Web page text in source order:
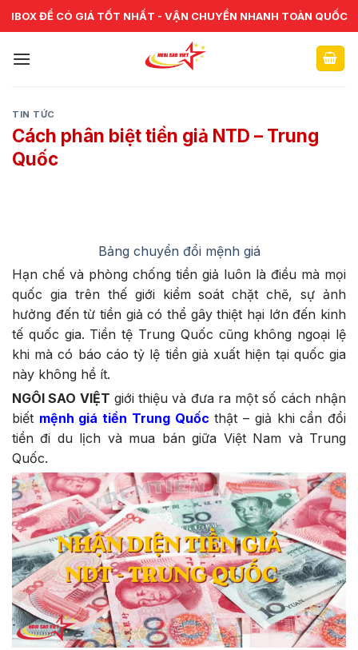
Skip
to
CHUYÊN CUNG CẤP VÀ SỬA CHỮA VẬT TƯ NGÂN HÀNG TOÀN
QUỐC
TIN TỨC
Cách phân biệt tiền giả NTD – Trung
Quốc
Bảng chuyển đổi mệnh giá
Hạn chế và phòng chống tiền giả luôn là điều mà mọi
quốc gia trên thế giới kiểm soát chặt chẽ, sự ảnh
hưởng đến từ tiền giả có thể gây thiệt hại lớn đến kinh
tế quốc gia. Tiền tệ Trung Quốc cũng không ngoại lệ
khi mà có báo cáo tỷ lệ tiền giả xuất hiện tại quốc gia
này không hề ít.
NGÔI SAO VIỆT giới thiệu và đưa ra một số cách nhận
biết mệnh giá tiền Trung Quốc thật – giả khi cần đổi
tiền đi du lịch và mua bán giữa Việt Nam và Trung
Quốc.
IBOX ĐỂ CÓ GIÁ TỐT NHẤT - VẬN CHUYỂN NHANH TOÀN QUỐC